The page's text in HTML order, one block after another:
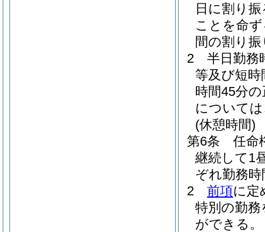
日に割り
ことを命
間の割り
2
半日勤務
等及び短時
時間45分
について
(休憩時間)
第6条
任命
継続して1
ぞれ勤務
2
前項に定
特別の勤
ができる。